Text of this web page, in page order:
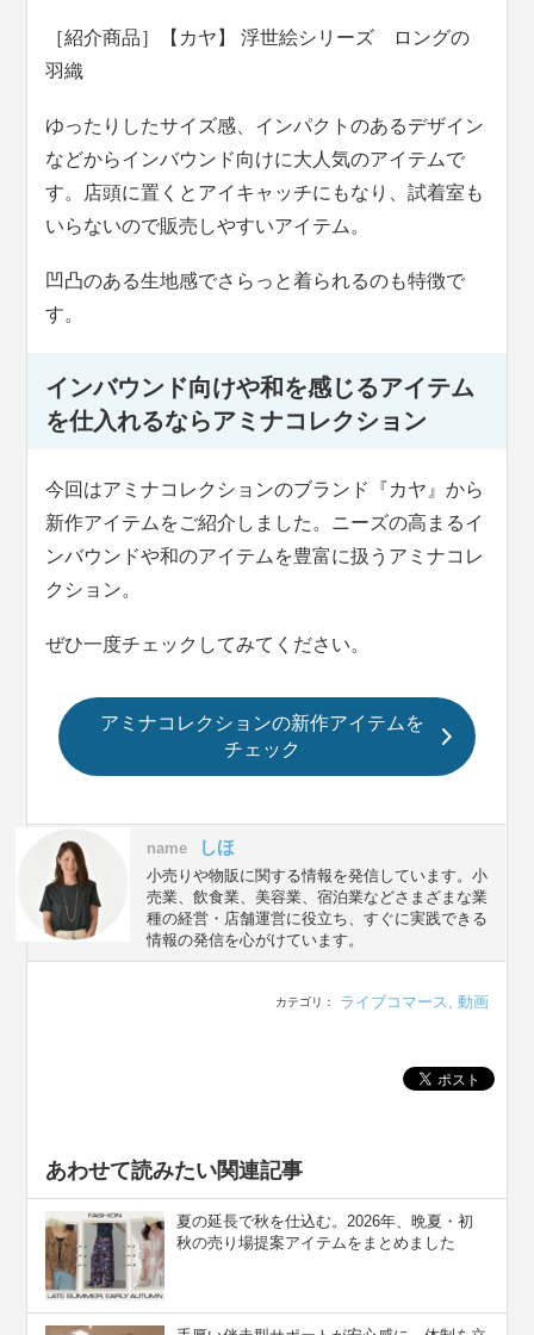
［紹介商品］【カヤ】 浮世絵シリーズ ロングの
羽織
ゆったりしたサイズ感、インパクトのあるデザイン
などからインバウンド向けに大人気のアイテムで
す。店頭に置くとアイキャッチにもなり、試着室も
いらないので販売しやすいアイテム。
凹凸のある生地感でさらっと着られるのも特徴で
す。
インバウンド向けや和を感じるアイテム
を仕入れるならアミナコレクション
今回はアミナコレクションのブランド『カヤ』から
新作アイテムをご紹介しました。ニーズの高まるイ
ンバウンドや和のアイテムを豊富に扱うアミナコレ
クション。
ぜひ一度チェックしてみてください。
アミナコレクションの新作アイテムを
チェック
name しほ
小売りや物販に関する情報を発信しています。小
売業、飲食業、美容業、宿泊業などさまざまな業
種の経営・店舗運営に役立ち、すぐに実践できる
情報の発信を心がけています。
カテゴリ： ライブコマース 動画
あわせて読みたい関連記事
夏の延長で秋を仕込む。2026年、晩夏・初
秋の売り場提案アイテムをまとめました